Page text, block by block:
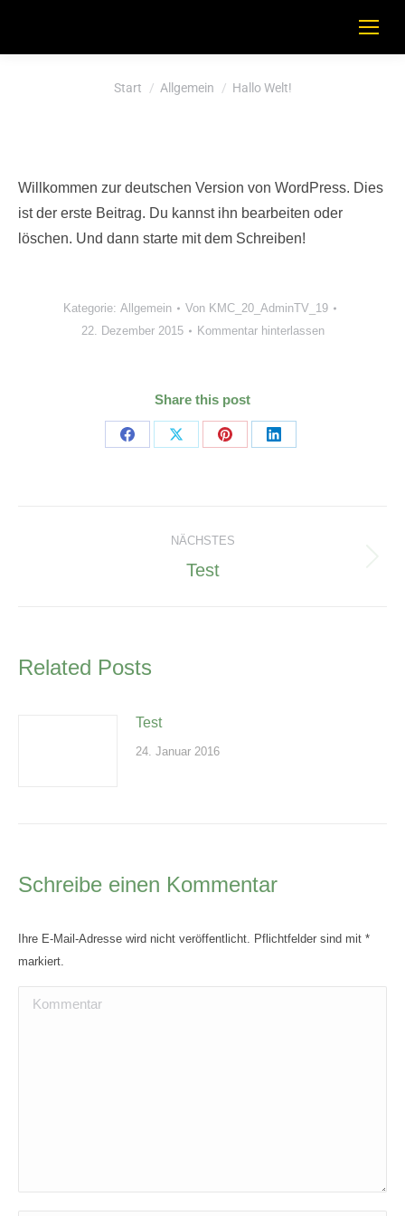
Sie befinden sich hier:
Start Allgemein Hallo Welt!
Willkommen zur deutschen Version von WordPress. Dies
ist der erste Beitrag. Du kannst ihn bearbeiten oder
löschen. Und dann starte mit dem Schreiben!
Kategorie: Allgemein Von KMC_20_AdminTV_19
22. Dezember 2015
Kommentar hinterlassen
Share this post
Teilen
Teilen
Teilen
Teilen
Kommentarnavigation
NÄCHSTES
Nächster
Test
Related Posts
Test
24. Januar 2016
Schreibe einen Kommentar
Ihre E-Mail-Adresse wird nicht veröffentlicht. Pflichtfelder sind mit *
markiert.
Kommentar